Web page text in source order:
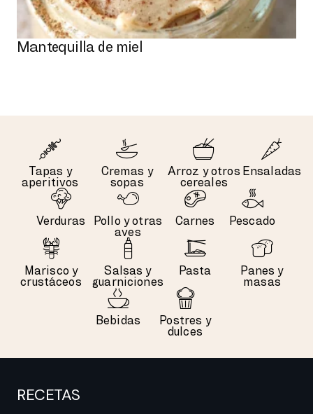
Mantequilla de miel
Tapas y
aperitivos
Cremas y
sopas
Arroz y otros
cereales
Ensaladas
Verduras
Pollo y otras
aves
Carnes Pescado
Marisco y
crustáceos
Salsas y
guarniciones
Pasta
Panes y
masas
Bebidas
Postres y
dulces
RECETAS